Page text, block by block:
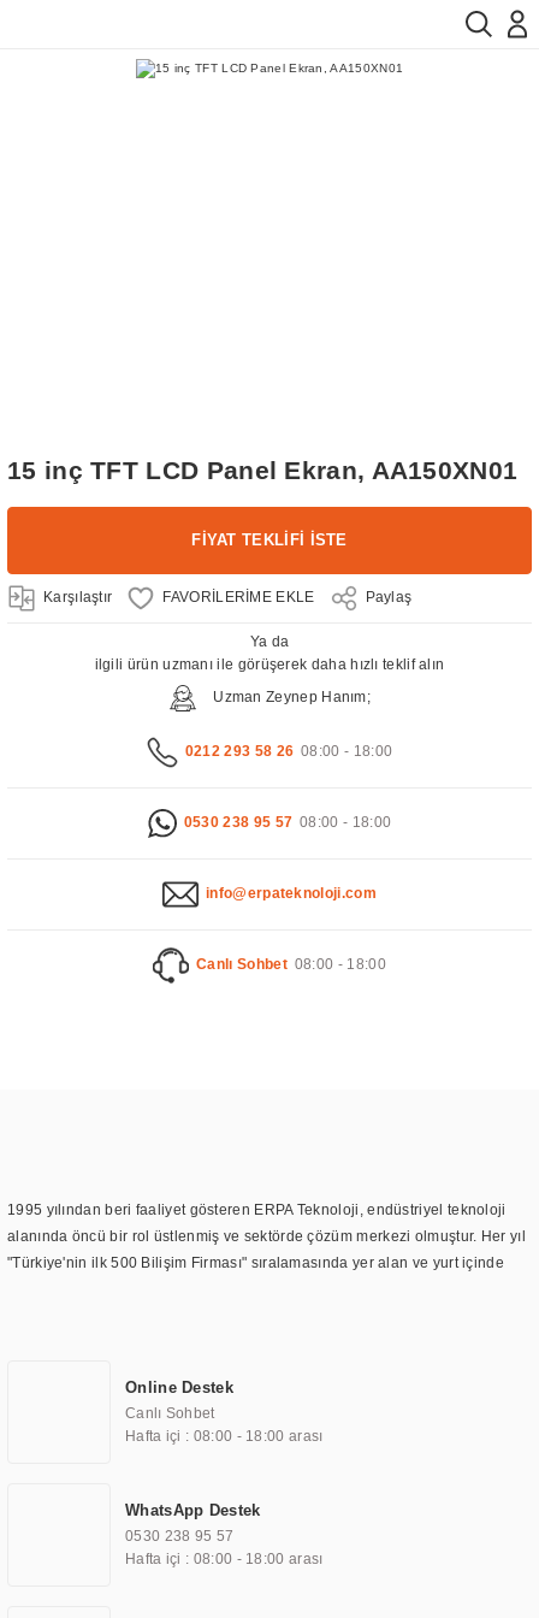
15 inç TFT LCD Panel Ekran, AA150XN01
FİYAT TEKLİFİ İSTE
Karşılaştır Paylaş
Ya da
ilgili ürün uzmanı ile görüşerek daha hızlı teklif alın
Uzman Zeynep Hanım;
0212 293 58 26 08:00 - 18:00
0530 238 95 57 08:00 - 18:00
info@erpateknoloji.com
Canlı Sohbet 08:00 - 18:00
1995 yılından beri faaliyet gösteren ERPA Teknoloji, endüstriyel teknoloji
alanında öncü bir rol üstlenmiş ve sektörde çözüm merkezi olmuştur. Her yıl
"Türkiye'nin ilk 500 Bilişim Firması" sıralamasında yer alan ve yurt içinde
TOCHI markası altında kendi ürettiği ürünlerde kullanmıştır. Günümüzde
TOCHI; videowall, digital signage, kiosk, totem, akıllı durak ekranı, araç içi
ekran, asansör ekranı, digital menüboard, marin ekran, medikal ekran,
ekranları, endüstriyel ekranlar, kapı önü bilgi ekranları, panel PC,
endüstriyel Panel PC, mini PC, endüstriyel mini PC ve akıllı bina sistemleri
gibi çözümleri 4.5" ile 110” boyutları arasında üretebilirken, ayrıca standart
Online Destek
Canlı Sohbet
Hafta içi : 08:00 - 18:00 arası
WhatsApp Destek
0530 238 95 57
Hafta içi : 08:00 - 18:00 arası